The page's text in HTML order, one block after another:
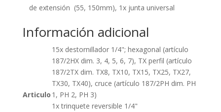
de extensión (55, 150mm), 1x junta universal
Información adicional
Articulo
15x destornillador 1/4"; hexagonal (artículo
187/2HX dim. 3, 4, 5, 6, 7), TX perfil (artículo
187/2TX dim. TX8, TX10, TX15, TX25, TX27,
TX30, TX40), cruce (artículo 187/2PH dim. PH
1, PH 2, PH 3)
1x trinquete reversible 1/4"